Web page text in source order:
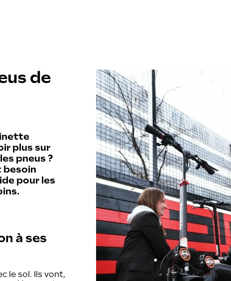
Sécurité
Financement flexible
FAQ
Contact
de
plus sur
pneus ?
besoin
pour les
à ses
le sol. Ils vont,